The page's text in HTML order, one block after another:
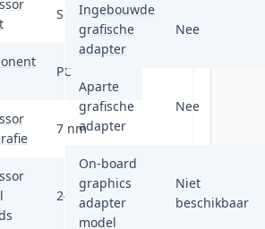
Socket AM4
PC
7 nm
24
Ingebouwde
grafische
adapter
Nee
Aparte
grafische
adapter
Nee
On-board
graphics
adapter
model
Niet
beschikbaar